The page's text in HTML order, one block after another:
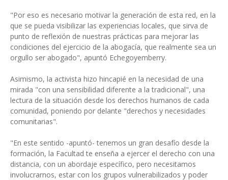
"Por eso es necesario motivar la generación de esta red, en la
que se pueda visibilizar las experiencias locales, que sirva de
punto de reflexión de nuestras prácticas para mejorar las
condiciones del ejercicio de la abogacía, que realmente sea un
orgullo ser abogado", apuntó Echegoyemberry.
Asimismo, la activista hizo hincapié en la necesidad de una
mirada "con una sensibilidad diferente a la tradicional", una
lectura de la situación desde los derechos humanos de cada
comunidad, poniendo por delante "derechos y necesidades
comunitarias".
"En este sentido -apuntó- tenemos un gran desafío desde la
formación, la Facultad te enseña a ejercer el derecho con una
distancia, con un abordaje específico, pero necesitamos
involucrarnos, estar con los grupos vulnerabilizados y poder